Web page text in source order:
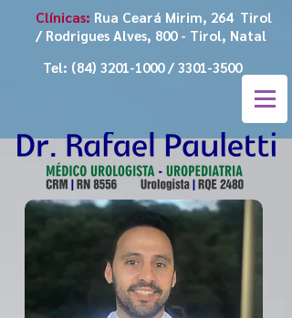
Clínicas: Rua Ceará Mirim, 264 Tirol
/ Rodrigues Alves, 800 - Tirol, Natal
Tel: (84) 3201-1000/ 3301-3500